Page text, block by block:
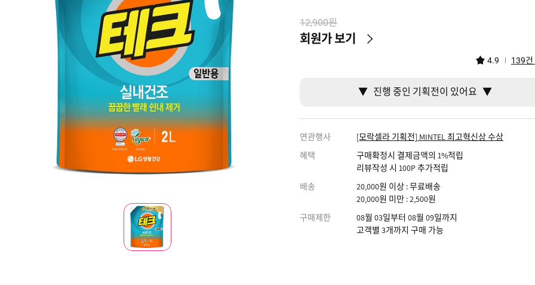
12,900원
회원가 보기
4.9 139
▼ 진행 중인 기획전이 있어요 ▼
연관행사
[모락셀라 기획전] MINTEL 최고혁신상 수상
혜택
구매확정시 결제금액의 1%적립
리뷰작성 시 100P 추가적립
배송
20,000원 이상 : 무료배송
20,000원 미만 : 2,500원
구매제한
08월 03일부터 08월 09일까지
고객별 3개까지 구매 가능